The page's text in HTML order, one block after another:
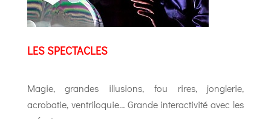
LES SPECTACLES
Magie, grandes illusions, fou rires, jonglerie,
acrobatie, ventriloquie… Grande interactivité avec les